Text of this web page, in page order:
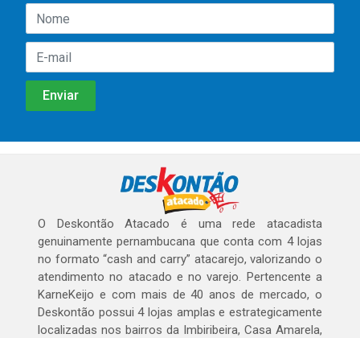
O Deskontão Atacado é uma rede atacadista
genuinamente pernambucana que conta com 4 lojas
no formato “cash and carry” atacarejo, valorizando o
atendimento no atacado e no varejo. Pertencente a
KarneKeijo e com mais de 40 anos de mercado, o
Deskontão possui 4 lojas amplas e estrategicamente
localizadas nos bairros da Imbiribeira, Casa Amarela,